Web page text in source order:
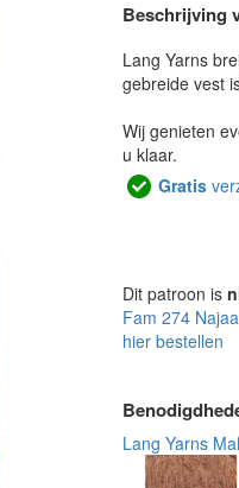
Beschrijving
Lang Yarns
gebreide vest
Wij genieten
u klaar.
Gratis
Dit patroon is
Fam 274
hier bestellen
Lang Yarns